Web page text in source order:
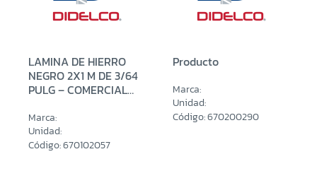
LAMINA DE HIERRO
NEGRO 2X1 M DE 3/64
PULG – COMERCIAL
Marca:
Unidad:
Código: 670102057
Producto
Marca:
Unidad:
Código: 670200290